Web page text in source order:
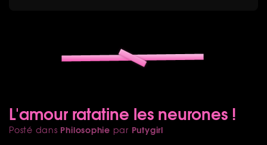
L'amour ratatine les neurones !
Posté dans Philosophie par Putygirl